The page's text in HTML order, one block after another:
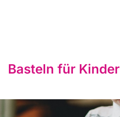
Basteln für Kinder